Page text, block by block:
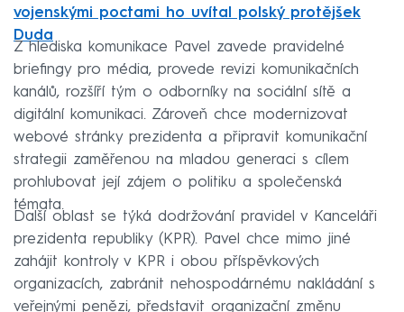
vojenskými poctami ho uvítal polský protějšek
Duda
Z hlediska komunikace Pavel zavede pravidelné
briefingy pro média, provede revizi komunikačních
kanálů, rozšíří tým o odborníky na sociální sítě a
digitální komunikaci. Zároveň chce modernizovat
webové stránky prezidenta a připravit komunikační
strategii zaměřenou na mladou generaci s cílem
prohlubovat její zájem o politiku a společenská
témata.
Další oblast se týká dodržování pravidel v Kanceláři
prezidenta republiky (KPR). Pavel chce mimo jiné
zahájit kontroly v KPR i obou příspěvkových
organizacích, zabránit nehospodárnému nakládání s
veřejnými penězi, představit organizační změnu